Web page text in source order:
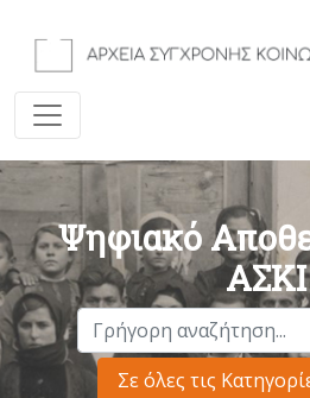
Ψηφιακό
ΑΣΚΙ